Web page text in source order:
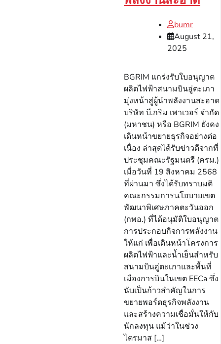
bumr
August 21,
2025
BGRIM แกร่งรับใบอนุญาต
ผลิตไฟฟ้าสนามบินอู่ตะเภา
มุ่งหน้าสู่ผู้นำพลังงานสะอาด
บริษัท บี.กริม เพาเวอร์ จำกัด
(มหาชน) หรือ BGRIM ยังคง
เดินหน้าขยายธุรกิจอย่างต่อ
เนื่อง ล่าสุดได้รับข่าวดีจากที่
ประชุมคณะรัฐมนตรี (ครม.)
เมื่อวันที่ 19 สิงหาคม 2568
ที่ผ่านมา ซึ่งได้รับทราบมติ
คณะกรรมการนโยบายเขต
พัฒนาพิเศษภาคตะวันออก
(กพอ.) ที่ได้อนุมัติใบอนุญาต
การประกอบกิจการพลังงาน
ให้แก่ เพื่อเดินหน้าโครงการ
ผลิตไฟฟ้าและน้ำเย็นสำหรับ
สนามบินอู่ตะเภาและพื้นที่
เมืองการบินในเขต EECa ซึ่ง
นับเป็นก้าวสำคัญในการ
ขยายพอร์ตธุรกิจพลังงาน
และสร้างความเชื่อมั่นให้กับ
นักลงทุน แม้ว่าในช่วง
ไตรมาส […]